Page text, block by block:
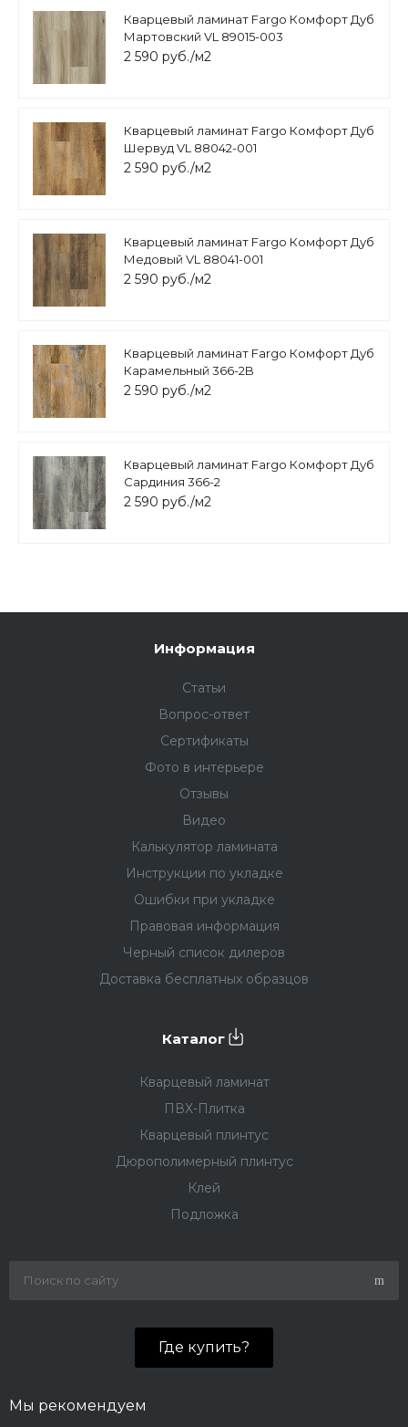
Кварцевый ламинат Fargo Комфорт Дуб
Мартовский VL 89015-003
2 590 руб./м2
Кварцевый ламинат Fargo Комфорт Дуб
Шервуд VL 88042-001
2 590 руб./м2
Кварцевый ламинат Fargo Комфорт Дуб
Медовый VL 88041-001
2 590 руб./м2
Кварцевый ламинат Fargo Комфорт Дуб
Карамельный 366-2B
2 590 руб./м2
Кварцевый ламинат Fargo Комфорт Дуб
Сардиния 366-2
2 590 руб./м2
Информация
Статьи
Вопрос-ответ
Сертификаты
Фото в интерьере
Отзывы
Видео
Калькулятор ламината
Инструкции по укладке
Ошибки при укладке
Правовая информация
Черный список дилеров
Доставка бесплатных образцов
Каталог
Кварцевый ламинат
ПВХ-Плитка
Кварцевый плинтус
Дюрополимерный плинтус
Клей
Подложка
Где купить?
Мы рекомендуем